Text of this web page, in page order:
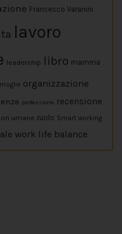
Francesco Varanini
lavoro
leadership libro mamma
moglie organizzazione
professione recensione
umane ruolo Smart working
work life balance